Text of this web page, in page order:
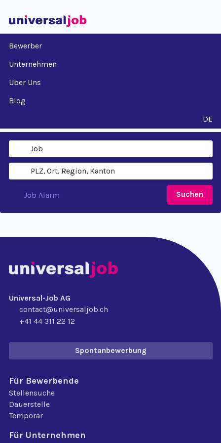
Bewerber
Unternehmen
Über Uns
Blog
DE
Suchen
Job Alarm
Universal-Job AG
contact@universaljob.ch
+41 44 311 22 12
Spontanbewerbung
Für Bewerbende
Stellensuche
Dauerstelle
Temporär
Für Unternehmen